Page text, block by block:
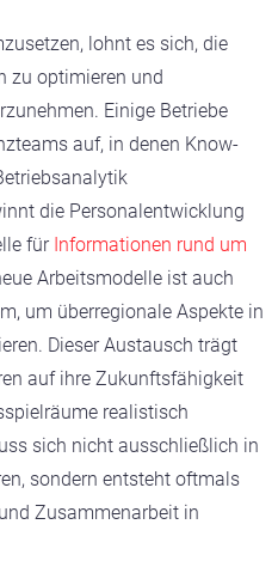
lohnt es sich, die
zu optimieren und
Einige Betriebe
auf, in denen Know-
die Personalentwicklung
für Informationen rund um
Arbeitsmodelle ist auch
um überregionale Aspekte in
Dieser Austausch trägt
auf ihre Zukunftsfähigkeit
realistisch
sich nicht ausschließlich in
sondern entsteht oftmals
Zusammenarbeit in